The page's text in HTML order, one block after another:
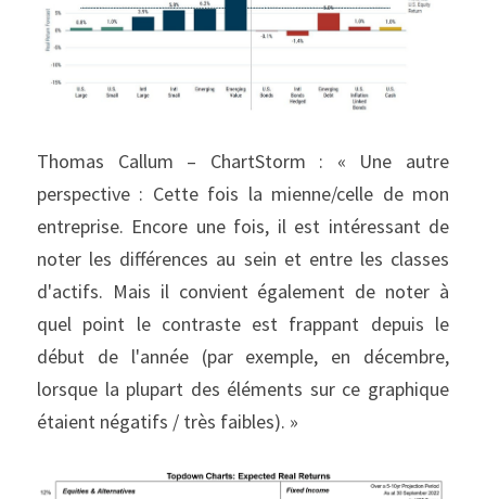
Thomas Callum – ChartStorm : « Une autre
perspective : Cette fois la mienne/celle de mon
entreprise. Encore une fois, il est intéressant de
noter les différences au sein et entre les classes
d'actifs. Mais il convient également de noter à
quel point le contraste est frappant depuis le
début de l'année (par exemple, en décembre,
lorsque la plupart des éléments sur ce graphique
étaient négatifs / très faibles). »